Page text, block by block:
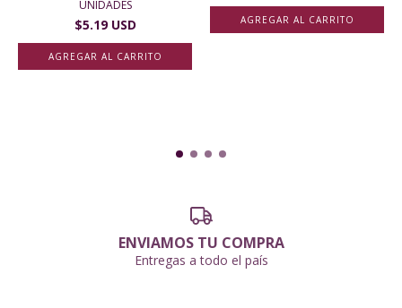
UNIDADES
$5.19 USD AGREGAR AL CARRITO
ENVIAMOS TU COMPRA
Entregas a todo el país